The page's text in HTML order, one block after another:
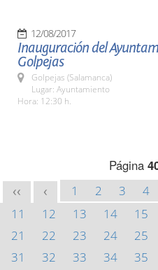
12/08/2017
Inauguración del
Golpejas
Golpejas (Salamanca)
Lugar: Ayuntamiento
Hora: 12:30 h.
Página
<< < 1 2 3 4
11
12 13 14 15
21
22 23 24 25
31
32 33 34 35